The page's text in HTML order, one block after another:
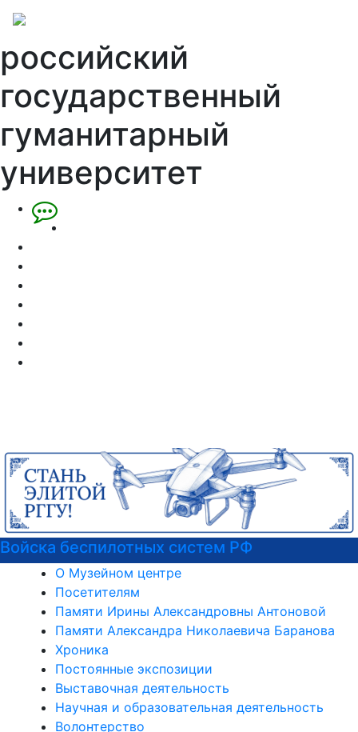
российский
государственный
гуманитарный
университет
Курсы немецкого языка
О Музейном центре
Посетителям
Памяти Ирины Александровны Антоновой
Памяти Александра Николаевича Баранова
Хроника
Постоянные экспозиции
Выставочная деятельность
Научная и образовательная деятельность
Волонтерство